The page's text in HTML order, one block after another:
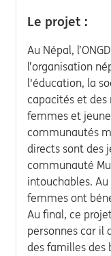
Le projet :
Au Népal,
l’organisation
l'éducation, la
capacités et des
femmes et
communautés
directs sont des
communauté
intouchables.
femmes ont
Au final, ce
personnes car il
des familles des